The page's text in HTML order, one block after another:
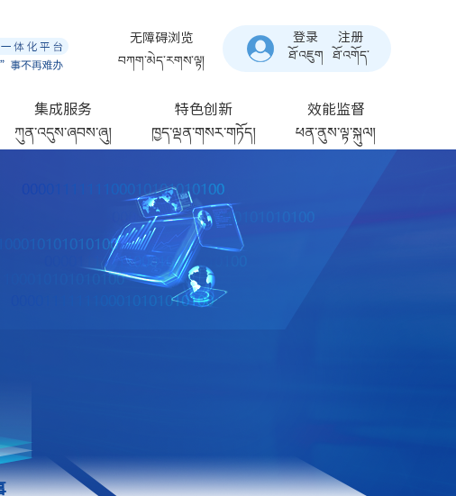
登录
ཐོ་འཇུག
注册
ཐོ་འགོད་
无障碍浏览
བཀག་མེད་རགས་ལྟ།
集成服务
ཀུན་འདུས་ཞབས་ཞུ།
ཁྱད་ལྡན་གསར་གཏོད།
特色创新
ཕན་ནུས་ལྟ་སྐུལ།
效能监督